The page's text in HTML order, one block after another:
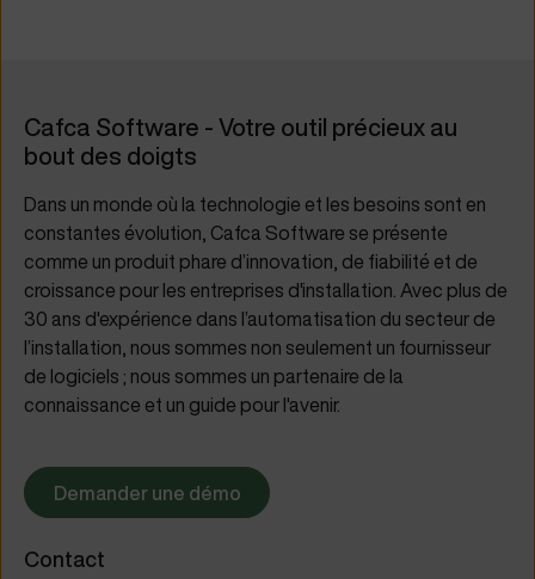
Cafca Software - Votre outil précieux au
bout des doigts
Dans un monde où la technologie et les besoins sont en
constantes évolution, Cafca Software se présente
comme un produit phare d’innovation, de fiabilité et de
croissance pour les entreprises d'installation. Avec plus de
30 ans d'expérience dans l’automatisation du secteur de
l’installation, nous sommes non seulement un fournisseur
de logiciels ; nous sommes un partenaire de la
connaissance et un guide pour l'avenir.
Demander une démo
Contact